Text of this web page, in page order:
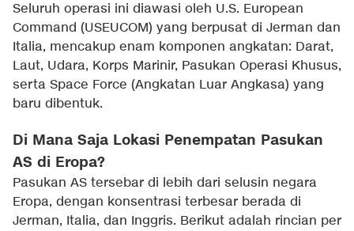
Seluruh operasi ini diawasi oleh U.S. European
Command (USEUCOM) yang berpusat di Jerman dan
Italia, mencakup enam komponen angkatan: Darat,
Laut, Udara, Korps Marinir, Pasukan Operasi Khusus,
serta Space Force (Angkatan Luar Angkasa) yang
baru dibentuk.
Di Mana Saja Lokasi Penempatan Pasukan
AS di Eropa?
Pasukan AS tersebar di lebih dari selusin negara
Eropa, dengan konsentrasi terbesar berada di
Jerman, Italia, dan Inggris. Berikut adalah rincian per